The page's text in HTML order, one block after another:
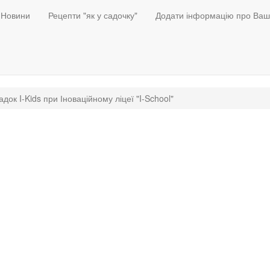
Новини Рецепти "як у садочку" Додати інформацію про
I-Kids при Іноваційному ліцеї "I-School"